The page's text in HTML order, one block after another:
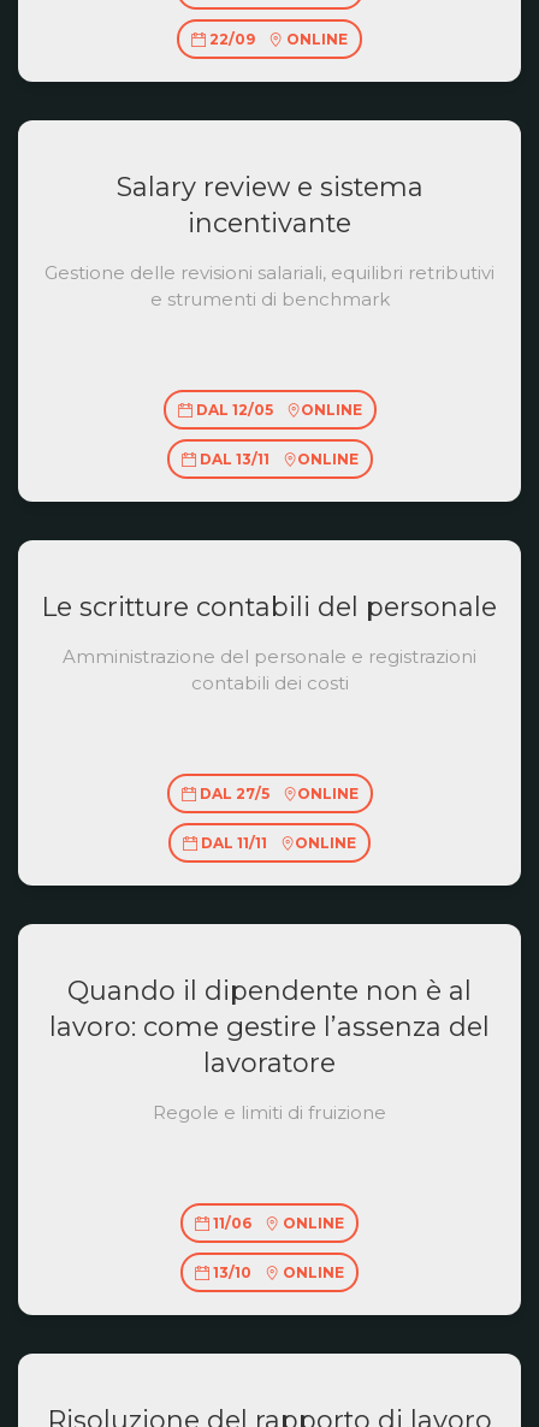
22/09 ONLINE
Salary review e sistema
incentivante
Gestione delle revisioni salariali, equilibri retributivi
e strumenti di benchmark
DAL 12/05 ONLINE
DAL 13/11 ONLINE
Le scritture contabili del personale
Amministrazione del personale e registrazioni
contabili dei costi
DAL 27/5 ONLINE
DAL 11/11 ONLINE
Quando il dipendente non è al
lavoro: come gestire l’assenza del
lavoratore
Regole e limiti di fruizione
11/06 ONLINE
13/10 ONLINE
Risoluzione del rapporto di lavoro